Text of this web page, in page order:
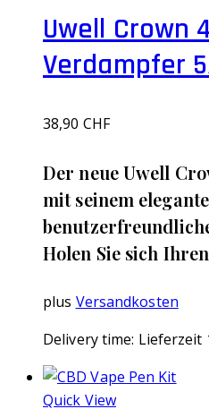
Uwell Crown
Verdampfer
38,90 CHF
Der neue Uwell
mit seinem
Holen Sie sich
plus Versandkosten
Delivery time: Lieferzeit
Quick View